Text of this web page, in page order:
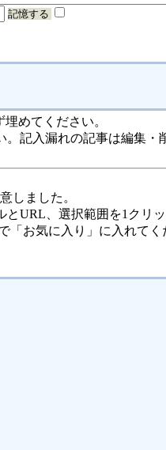
記憶する
めてください。
。記入漏れの記事は編集・
しました。
とURL、選択範囲を1クリ
「お気に入り」に入れてく